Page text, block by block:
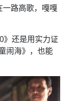
路高歌，嘎嘎
》还是用实力证
闹海》，也能